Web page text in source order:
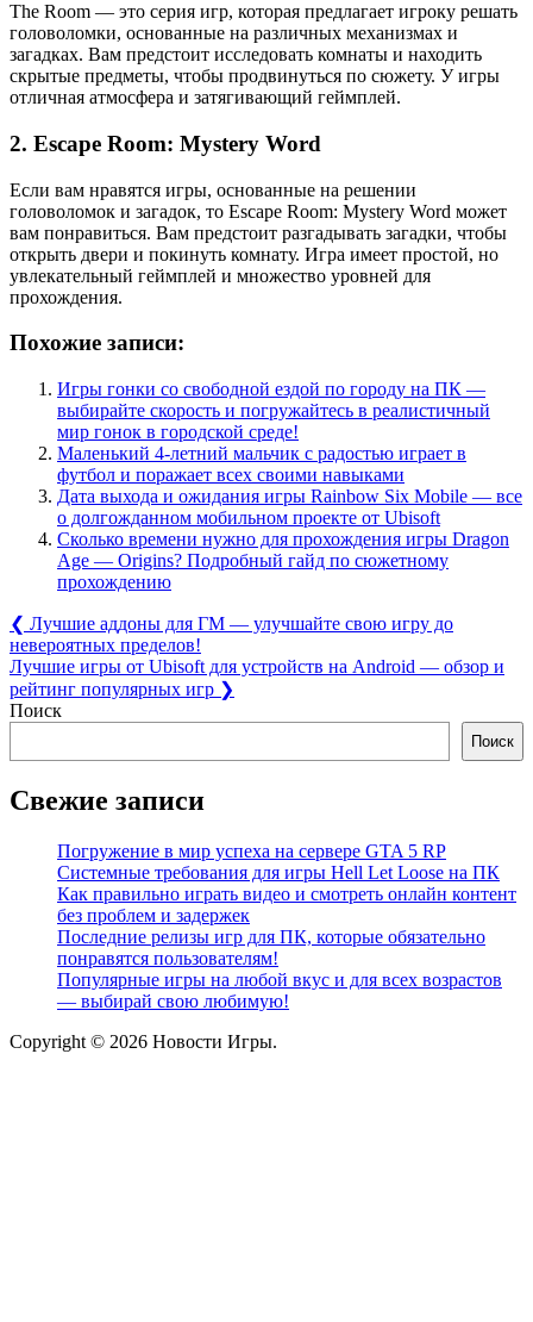
The Room — это серия игр, которая предлагает игроку решать
головоломки, основанные на различных механизмах и
загадках. Вам предстоит исследовать комнаты и находить
скрытые предметы, чтобы продвинуться по сюжету. У игры
отличная атмосфера и затягивающий геймплей.
2. Escape Room: Mystery Word
Если вам нравятся игры, основанные на решении
головоломок и загадок, то Escape Room: Mystery Word может
вам понравиться. Вам предстоит разгадывать загадки, чтобы
открыть двери и покинуть комнату. Игра имеет простой, но
увлекательный геймплей и множество уровней для
прохождения.
Похожие записи:
Игры гонки со свободной ездой по городу на ПК —
выбирайте скорость и погружайтесь в реалистичный
мир гонок в городской среде!
Маленький 4-летний мальчик с радостью играет в
футбол и поражает всех своими навыками
Дата выхода и ожидания игры Rainbow Six Mobile — все
о долгожданном мобильном проекте от Ubisoft
Сколько времени нужно для прохождения игры Dragon
Age — Origins? Подробный гайд по сюжетному
прохождению
Навигация
по
записям
❮ Previous
Post:
Лучшие аддоны для ГМ — улучшайте свою игру до
невероятных пределов!
Next
Post:
Лучшие игры от Ubisoft для устройств на Android — обзор и
рейтинг популярных игр ❯
Поиск
Поиск
Свежие записи
Погружение в мир успеха на сервере GTA 5 RP
Системные требования для игры Hell Let Loose на ПК
Как правильно играть видео и смотреть онлайн контент
без проблем и задержек
Последние релизы игр для ПК, которые обязательно
понравятся пользователям!
Популярные игры на любой вкус и для всех возрастов
— выбирай свою любимую!
Copyright © 2026 Новости Игры.